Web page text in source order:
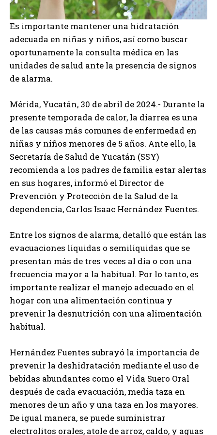
Es importante mantener una hidratación
adecuada en niñas y niños, así como buscar
oportunamente la consulta médica en las
unidades de salud ante la presencia de signos
de alarma.
Mérida, Yucatán, 30 de abril de 2024.- Durante la
presente temporada de calor, la diarrea es una
de las causas más comunes de enfermedad en
niñas y niños menores de 5 años. Ante ello, la
Secretaría de Salud de Yucatán (SSY)
recomienda a los padres de familia estar alertas
en sus hogares, informó el Director de
Prevención y Protección de la Salud de la
dependencia, Carlos Isaac Hernández Fuentes.
Entre los signos de alarma, detalló que están las
evacuaciones líquidas o semilíquidas que se
presentan más de tres veces al día o con una
frecuencia mayor a la habitual. Por lo tanto, es
importante realizar el manejo adecuado en el
hogar con una alimentación continua y
prevenir la desnutrición con una alimentación
habitual.
Hernández Fuentes subrayó la importancia de
prevenir la deshidratación mediante el uso de
bebidas abundantes como el Vida Suero Oral
después de cada evacuación, media taza en
menores de un año y una taza en los mayores.
De igual manera, se puede suministrar
electrolitos orales, atole de arroz, caldo, y aguas